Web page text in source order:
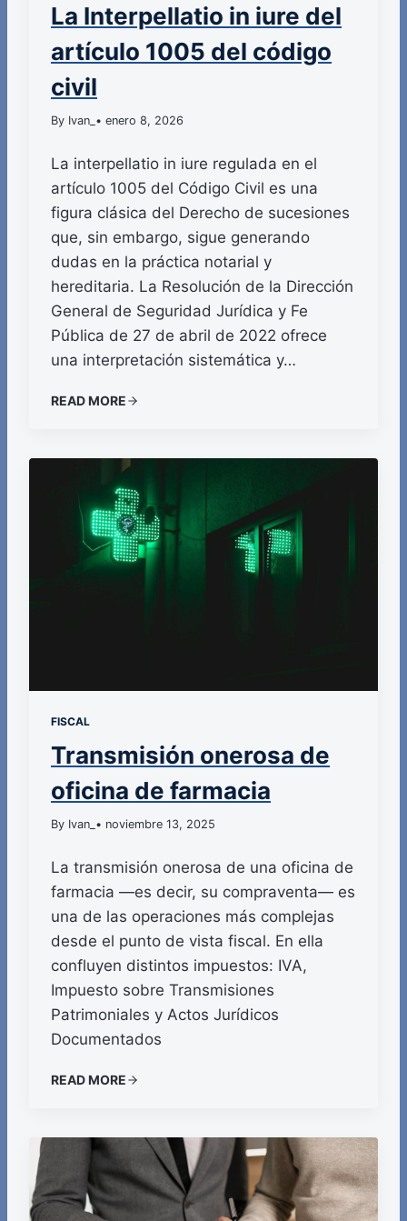
La Interpellatio in iure del
artículo 1005 del código
civil
By Ivan_ • enero 8, 2026
La interpellatio in iure regulada en el
artículo 1005 del Código Civil es una
figura clásica del Derecho de sucesiones
que, sin embargo, sigue generando
dudas en la práctica notarial y
hereditaria. La Resolución de la Dirección
General de Seguridad Jurídica y Fe
Pública de 27 de abril de 2022 ofrece
una interpretación sistemática y…
READ MORE
FISCAL
Transmisión onerosa de
oficina de farmacia
By Ivan_ • noviembre 13, 2025
La transmisión onerosa de una oficina de
farmacia —es decir, su compraventa— es
una de las operaciones más complejas
desde el punto de vista fiscal. En ella
confluyen distintos impuestos: IVA,
Impuesto sobre Transmisiones
Patrimoniales y Actos Jurídicos
Documentados
READ MORE